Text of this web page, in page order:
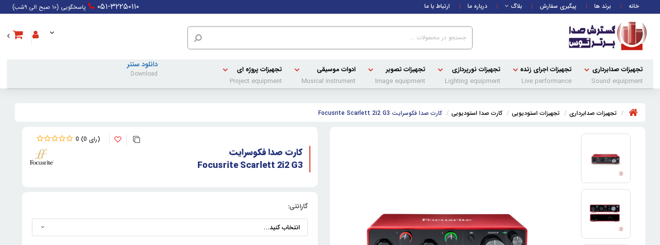
خانه برند ها پیگیری سفارش بلاگ درباره ما ارتباط با ما ۰۵۱-۳۲۲۵۰۱۱۰ پاسخگویی (۱۰ صبح الی ۹شب)
تجهیزات صدابرداری
Sound equipment
تجهیزات اجرای زنده
Live performance
تجهیزات نورپردازی
Lighting equipment
تجهیزات تصویر
Image equipment
ادوات موسیقی
Musical instrument
تجهیزات پروژه ای
Project equipment
دانلود سنتر
Download
تجهیزات صدابرداری تجهیزات استودیویی کارت صدا استودیویی کارت صدا فکوسرایت Focusrite Scarlett 2i2 G3
0 0
کارت صدا فکوسرایت
Focusrite Scarlett 2i2 G3
گارانتی: